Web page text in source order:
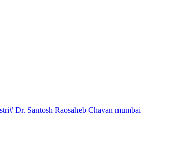
# Dr. Santosh Raosaheb Chavan mumbai